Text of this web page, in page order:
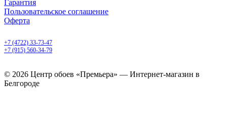
Гарантия
Пользовательское соглашение
Оферта
+7 (4722) 33-73-47
+7 (915) 560-34-79
© 2026 Центр обоев «Премьера» — Интернет-магазин в
Белгороде